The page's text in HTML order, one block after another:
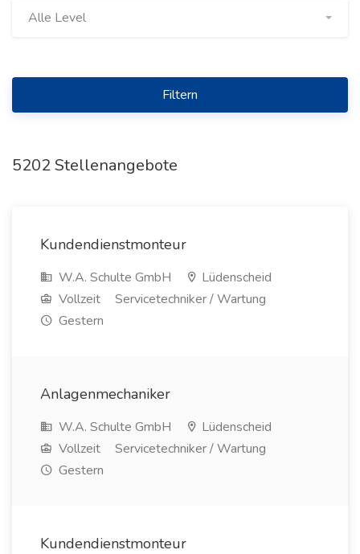
Alle Level
Filtern
5202 Stellenangebote
Kundendienstmonteur
W.A. Schulte GmbH
Lüdenscheid
Vollzeit
Servicetechniker / Wartung
Gestern
Anlagenmechaniker
W.A. Schulte GmbH
Lüdenscheid
Vollzeit
Servicetechniker / Wartung
Gestern
Kundendienstmonteur